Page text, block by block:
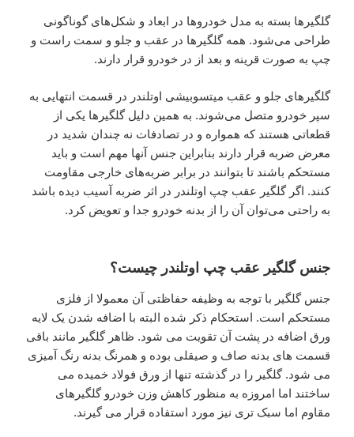
گلگیرها بسته به مدل خودرو‌ها در ابعاد و شکل‌های گوناگونی
طراحی می‌شود. همه گلگیرها در عقب و جلو و سمت راست و
چپ به صورت قرینه و بعد از در خودرو قرار دارند.
گلگیرهای جلو و عقب میتسوبیشی اوتلندر در قسمت انتهایی به
سپر خودرو متصل می‌شوند. به همین دلیل گلگیرها یکی از
قطعاتی هستند که همواره و در تصادفات نه چندان شدید در
معرض ضربه قرار دارند بنابراین جنس آنها مهم است و باید
مستحکم باشند تا بتوانند در برابر ضربه‌های خارجی مقاومت
کنند. اگر گلگیر عقب چپ اوتلندر در اثر ضربه آسیب دیده باشد
به راحتی می‌توان آن را از بدنه خودرو جدا و تعویض کرد.
جنس گلگیر عقب چپ اوتلندر چیست؟
جنس گلگیر با توجه به وظیفه حفاظتی آن معمولا از فلزی
مستحکم است. استحکام ذکر شده البته با اضافه شدن یک لایه
ورق اضافه در پشت آن تقویت می‌ شود. ظاهر گلگیر مانند باقی
قسمت‌ های بدنه صاف و صیقلی بوده و همرنگ بدنه رنگ آمیزی
می شود. گلگیر را در گذشته تنها از ورق فولاد خمیده می‌
ساختند اما امروزه به‌ منظور کاهش وزن خودرو گلگیرهای
مقاوم اما سبک‌ تری نیز مورد استفاده قرار می‌ گیرند.